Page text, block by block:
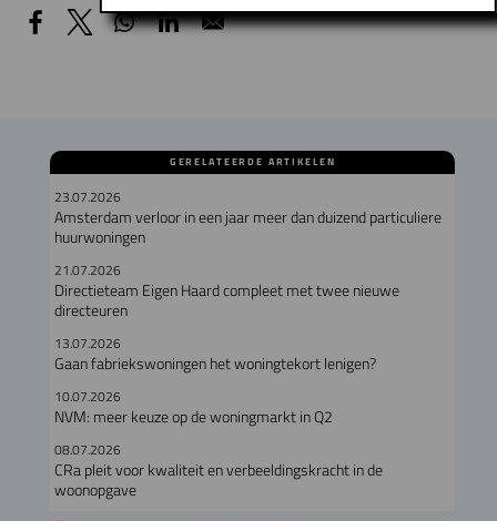
GERELATEERDE ARTIKELEN
23.07.2026
Amsterdam verloor in een jaar meer dan duizend particuliere
huurwoningen
21.07.2026
Directieteam Eigen Haard compleet met twee nieuwe
directeuren
13.07.2026
Gaan fabriekswoningen het woningtekort lenigen?
10.07.2026
NVM: meer keuze op de woningmarkt in Q2
08.07.2026
CRa pleit voor kwaliteit en verbeeldingskracht in de
woonopgave